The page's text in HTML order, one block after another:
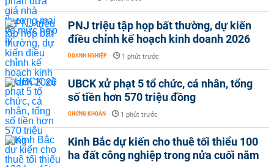
PNJ triệu tập họp bất thường, dự kiến
điều chỉnh kế hoạch kinh doanh 2026
DOANH NGHIỆP - 1 phút trước
UBCK xử phạt 5 tổ chức, cá nhân, tổng
số tiền hơn 570 triệu đồng
CHỨNG KHOÁN - 1 phút trước
Kinh Bắc dự kiến cho thuê tối thiểu 100
ha đất công nghiệp trong nửa cuối năm